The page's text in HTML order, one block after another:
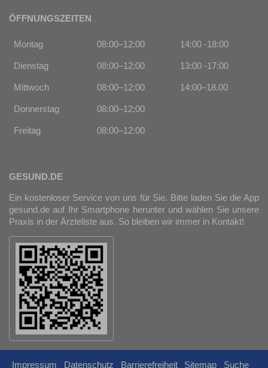
ÖFFNUNGSZEITEN
Montag 08:00–12:00 14:00 -18:00
Dienstag 08:00–12:00 13:00 -17:00
Mittwoch 08:00–12:00 14:00–18.00
Donnerstag 08:00–12:00
Freitag 08:00–12:00
GESUND.DE
Ein kostenloser Service von uns für Sie. Bitte laden Sie die App
gesund.de auf Ihr Smartphone herunter und wählen Sie unsere
Praxis in der Ärzteliste aus. So bleiben wir immer in Kontakt!
Impressum Datenschutz Barrierefreiheit Sitemap Suche